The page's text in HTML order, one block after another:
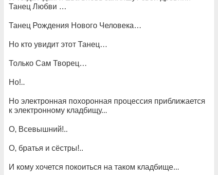
Танец Любви …
Танец Рождения Нового Человека…
Но кто увидит этот Танец…
Только Сам Творец…
Но!..
Но электронная похоронная процессия приближается
к электронному кладбищу...
О, Всевышний!..
О, братья и сёстры!..
И кому хочется покоиться на таком кладбище...